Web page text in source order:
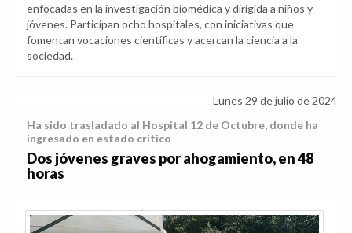
enfocadas en la investigación biomédica y dirigida a niños y
jóvenes. Participan ocho hospitales, con iniciativas que
fomentan vocaciones científicas y acercan la ciencia a la
sociedad.
Lunes 29 de julio de 2024
Ha sido trasladado al Hospital 12 de Octubre, donde ha
ingresado en estado crítico
Dos jóvenes graves por ahogamiento, en 48
horas